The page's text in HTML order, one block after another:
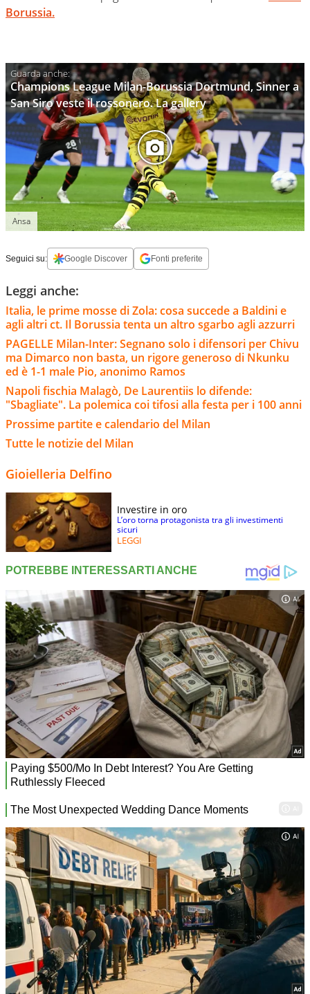
Borussia.
Champions League Milan-Borussia Dortmund, Sinner a
San Siro veste il rossonero. La gallery
Ansa
Seguici su: Google Discover Fonti preferite
Leggi anche:
Italia, le prime mosse di Zola: cosa succede a Baldini e
agli altri ct. Il Borussia tenta un altro sgarbo agli azzurri
PAGELLE Milan-Inter: Segnano solo i difensori per Chivu
ma Dimarco non basta, un rigore generoso di Nkunku
ed è 1-1 male Pio, anonimo Ramos
Napoli fischia Malagò, De Laurentiis lo difende:
"Sbagliate". La polemica coi tifosi alla festa per i 100 anni
Prossime partite e calendario del Milan
Tutte le notizie del Milan
Gioielleria Delfino
Investire in oro
L’oro torna protagonista tra gli investimenti
sicuri
LEGGI